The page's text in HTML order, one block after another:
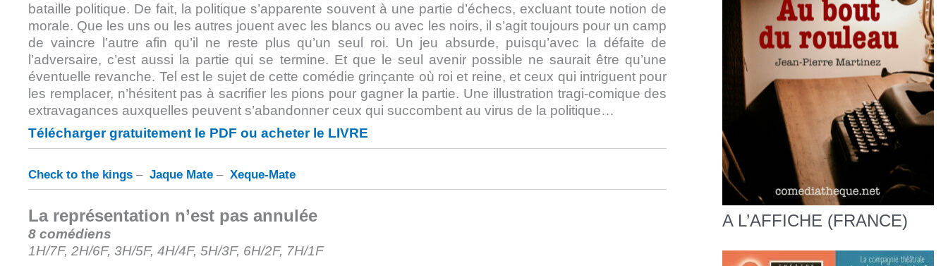
bataille politique. De fait, la politique s’apparente souvent à une partie d’échecs, excluant toute notion de
morale. Que les uns ou les autres jouent avec les blancs ou avec les noirs, il s’agit toujours pour un camp
de vaincre l’autre afin qu’il ne reste plus qu’un seul roi. Un jeu absurde, puisqu’avec la défaite de
l’adversaire, c’est aussi la partie qui se termine. Et que le seul avenir possible ne saurait être qu’une
éventuelle revanche. Tel est le sujet de cette comédie grinçante où roi et reine, et ceux qui intriguent pour
les remplacer, n’hésitent pas à sacrifier les pions pour gagner la partie. Une illustration tragi-comique des
extravagances auxquelles peuvent s’abandonner ceux qui succombent au virus de la politique…
Télécharger gratuitement le PDF ou acheter le LIVRE
Check to the kings – Jaque Mate – Xeque-Mate
La représentation n’est pas annulée
8 comédiens
1H/7F, 2H/6F, 3H/5F, 4H/4F, 5H/3F, 6H/2F, 7H/1F
A L’AFFICHE (FRANCE)